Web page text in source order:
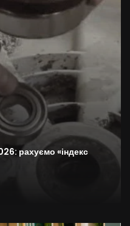
рахуємо «індекс